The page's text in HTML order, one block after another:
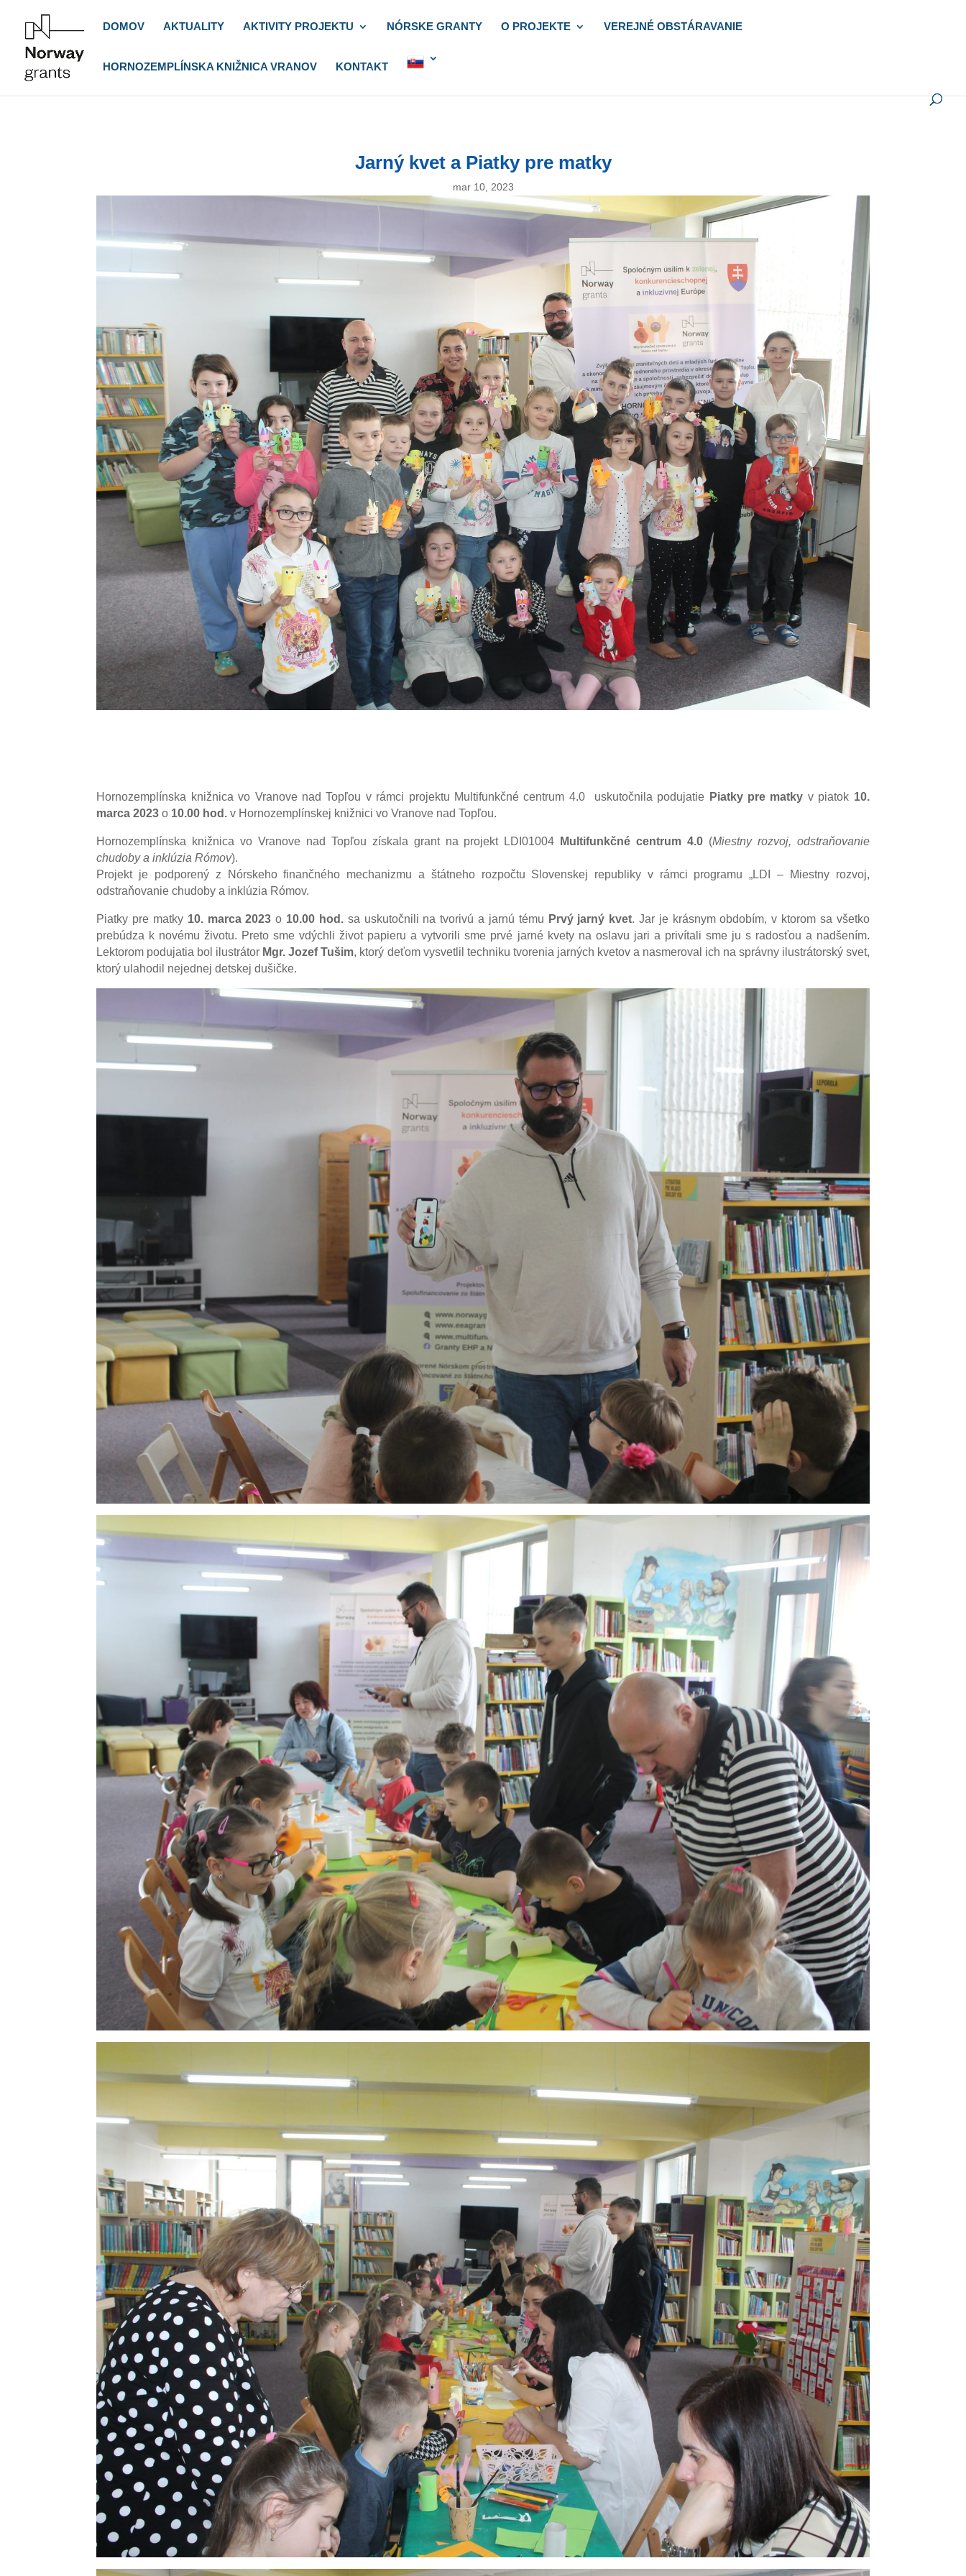
DOMOV AKTUALITY AKTIVITY PROJEKTU NÓRSKE GRANTY O PROJEKTE VEREJNÉ OBSTÁRAVANIE
HORNOZEMPLÍNSKA KNIŽNICA VRANOV KONTAKT
Jarný kvet a Piatky pre matky
mar 10, 2023
Hornozemplínska knižnica vo Vranove nad Topľou v rámci projektu Multifunkčné centrum 4.0 uskutočnila podujatie Piatky pre matky v piatok 10.
marca 2023 o 10.00 hod. v Hornozemplínskej knižnici vo Vranove nad Topľou.
Hornozemplínska knižnica vo Vranove nad Topľou získala grant na projekt LDI01004 Multifunkčné centrum 4.0 (Miestny rozvoj, odstraňovanie
chudoby a inklúzia Rómov).
Projekt je podporený z Nórskeho finančného mechanizmu a štátneho rozpočtu Slovenskej republiky v rámci programu „LDI – Miestny rozvoj,
odstraňovanie chudoby a inklúzia Rómov.
Piatky pre matky 10. marca 2023 o 10.00 hod.sa uskutočnili na tvorivú a jarnú tému Prvý jarný kvet. Jar je krásnym obdobím, v ktorom sa všetko
prebúdza k novému životu. Preto sme vdýchli život papieru a vytvorili sme prvé jarné kvety na oslavu jari a privítali sme ju s radosťou a nadšením.
Lektorom podujatia bol ilustrátor Mgr. Jozef Tušim, ktorý deťom vysvetlil techniku tvorenia jarných kvetov a nasmeroval ich na správny ilustrátorský svet,
ktorý ulahodil nejednej detskej dušičke.